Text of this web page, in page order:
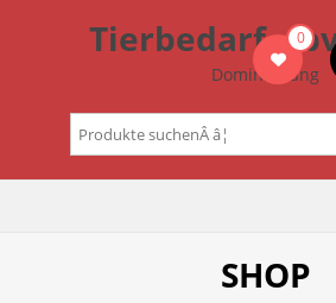
Tierbedarf –
Dominik Lang
0
Suchen
nach:
SHOP